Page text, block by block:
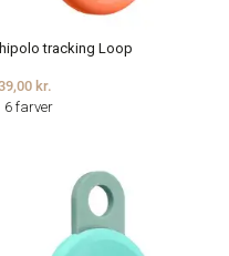
tracking Loop
kr.
6 farver